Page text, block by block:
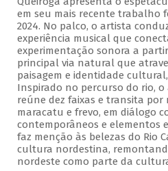
em seu mais recente trabalho
2024. No palco, o artista
experiência musical que
experimentação sonora a
principal via natural que
paisagem e identidade
Inspirado no percurso do rio,
reúne dez faixas e transita por
maracatu e frevo, em diálogo
contemporâneos e elementos
faz menção às belezas do Rio
cultura nordestina,
nordeste como parte da